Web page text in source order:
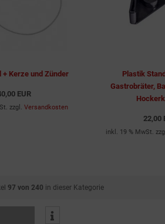
+ Kerze und Zünder
EUR
zzgl. Versandkosten
Plastik
Gastrobräter,
22,00
inkl. 19 % MwSt.
97 von 240 in dieser Kategorie